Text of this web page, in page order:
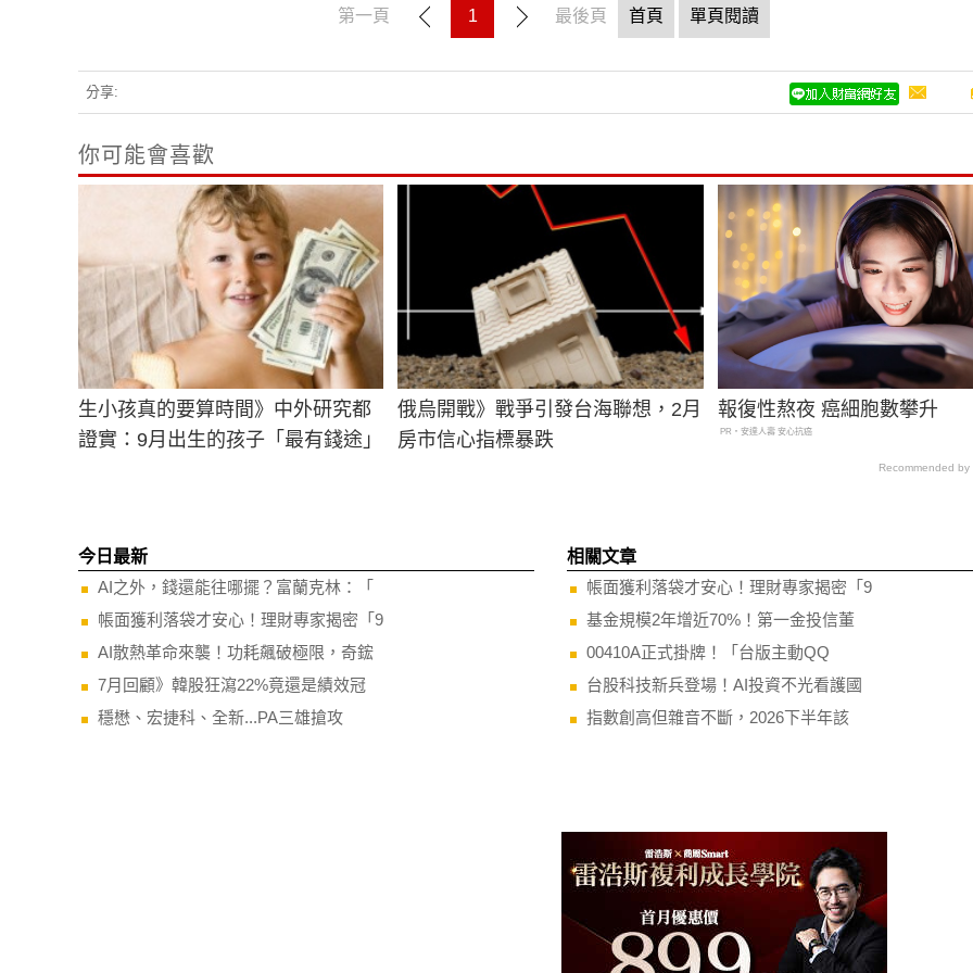
第一頁 1 最後頁 首頁 單頁閱讀
分享:
你可能會喜歡
生小孩真的要算時間》中外研究都
證實：9月出生的孩子「最有錢途」
俄烏開戰》戰爭引發台海聯想，2月
房市信心指標暴跌
報復性熬夜 癌細胞數攀升
PR・安達人壽 安心抗癌
Recommended by
今日最新
AI之外，錢還能往哪擺？富蘭克林：「
帳面獲利落袋才安心！理財專家揭密「9
AI散熱革命來襲！功耗飆破極限，奇鋐
7月回顧》韓股狂瀉22%竟還是績效冠
穩懋、宏捷科、全新...PA三雄搶攻
相關文章
帳面獲利落袋才安心！理財專家揭密「9
基金規模2年增近70%！第一金投信董
00410A正式掛牌！「台版主動QQ
台股科技新兵登場！AI投資不光看護國
指數創高但雜音不斷，2026下半年該